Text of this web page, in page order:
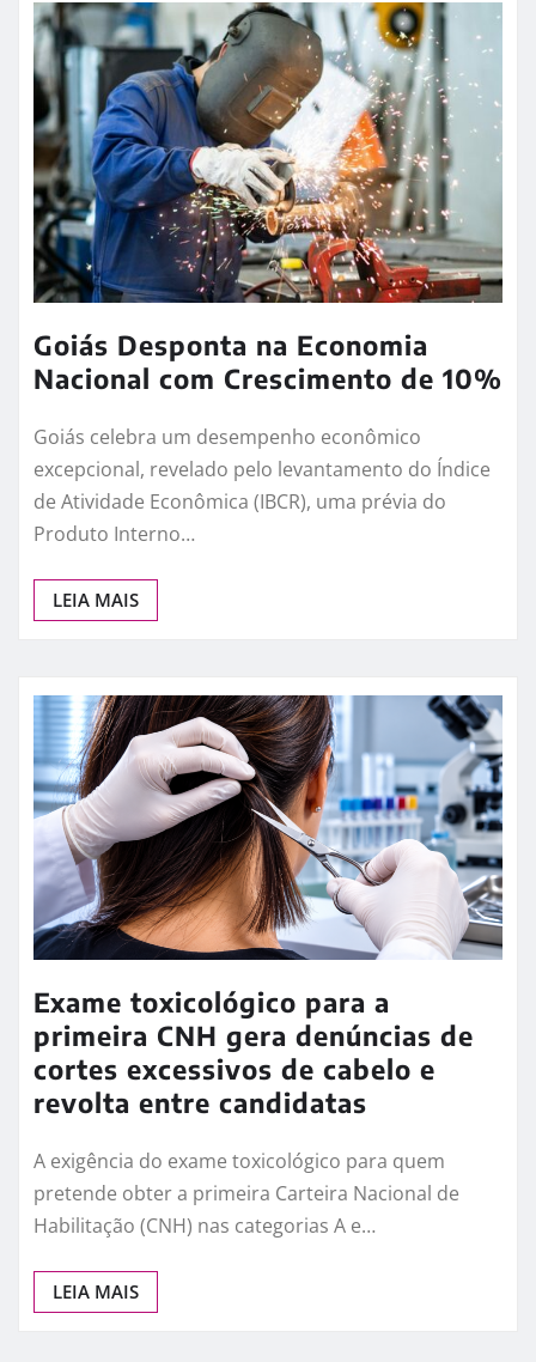
Turismo rural fortalece economia
e preserva tradições em Goiás
Experiências no campo atraem visitantes, geram
renda para famílias e valorizam a cultura do
interior goiano Conhecido pelas belezas naturais,…
LEIA MAIS
Goiás Desponta na Economia
Nacional com Crescimento de 10%
Goiás celebra um desempenho econômico
excepcional, revelado pelo levantamento do Índice
de Atividade Econômica (IBCR), uma prévia do
Produto Interno…